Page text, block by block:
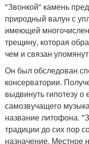
"Звонкой" камень
природный валун с
имеющей
трещину, которая
чем и связан
Он был обследован
консерватории.
выдвинуть гипотезу о
самозвучащего
название литофона.
традиции до сих пор
назначение. Местное